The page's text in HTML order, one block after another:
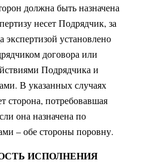
должна быть назначена
несет Подрядчик, за
экспертизой установлено
договора или
Подрядчика и
В указанных случаях
сторона, потребовавшая
она назначена по
– обе стороны поровну.
ИСПОЛНЕНИЯ